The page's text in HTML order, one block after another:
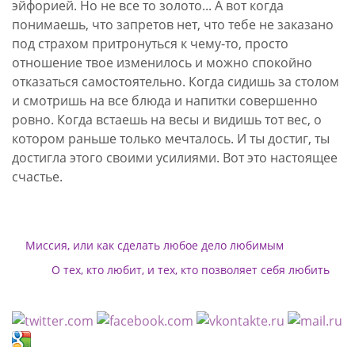
эйфорией. Но не все то золото... А вот когда
понимаешь, что запретов нет, что тебе не заказано
под страхом притронуться к чему-то, просто
отношение твое изменилось и можно спокойно
отказаться самостоятельно. Когда сидишь за столом
и смотришь на все блюда и напитки совершенно
ровно. Когда встаешь на весы и видишь тот вес, о
котором раньше только мечталось. И ты достиг, ты
достигла этого своими усилиями. Вот это настоящее
счастье.
Миссия, или как сделать любое дело любимым
О тех, кто любит, и тех, кто позволяет себя любить